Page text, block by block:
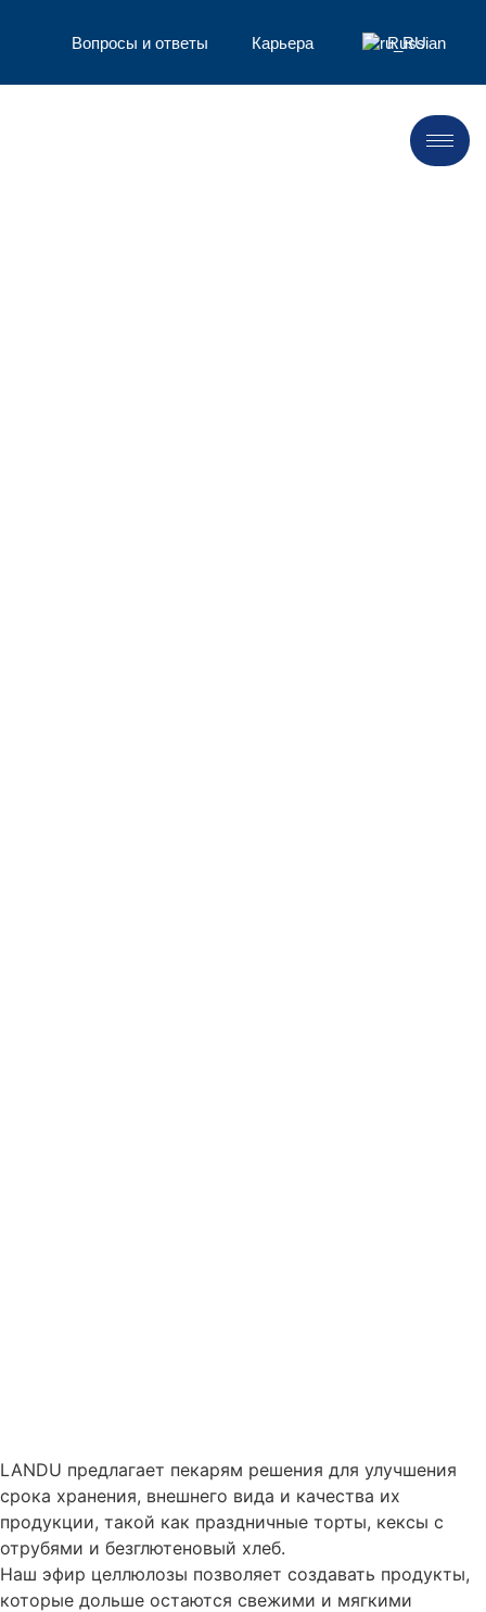
Вопросы и ответы Карьера Russian
LANDU предлагает пекарям решения для улучшения
срока хранения, внешнего вида и качества их
продукции, такой как праздничные торты, кексы с
отрубями и безглютеновый хлеб.
Наш эфир целлюлозы позволяет создавать продукты,
которые дольше остаются свежими и мягкими